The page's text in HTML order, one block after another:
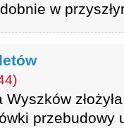
w
przebudowy